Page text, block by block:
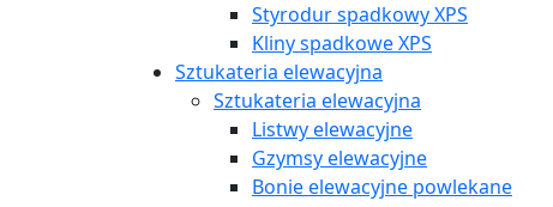
Styrodur spadkowy XPS
Kliny spadkowe XPS
Sztukateria elewacyjna
Sztukateria elewacyjna
Listwy elewacyjne
Gzymsy elewacyjne
Bonie elewacyjne powlekane